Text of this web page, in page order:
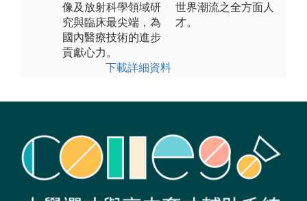
像及放射科學領域研
究與臨床最尖端，為
國內醫療技術的進步
貢獻心力。
下載詳細資料
世界潮流之全方面人
才。